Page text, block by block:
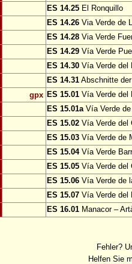
ES 14.25 El Ronquillo
ES 14.26 Via Verde de
ES 14.28 Via Verde
ES 14.29 Vía Verde
ES 14.30 Vía Verde del
ES 14.31 Abschnitte
gpx ES 15.01 Vía Verde del
ES 15.01aVía Verde de
ES 15.02 Vía Verde del
ES 15.03 Vía Verde de
ES 15.04Vía Verde
ES 15.05 Vía Verde del
ES 15.06 Vía Verde de
ES 15.07 Vía Verde del
ES 16.01 Manacor –
Fehler?
Helfen Sie